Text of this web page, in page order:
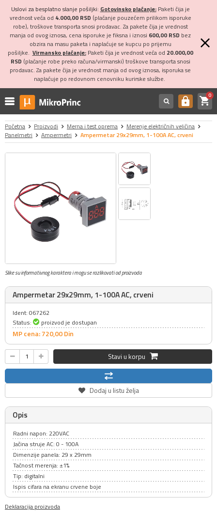
Uslovi za besplatno slanje pošiljki: Gotovinsko plaćanje:Paketi čija je
vrednost veća od 4.000,00 RSD (plaćanje pouzećem prilikom isporuke
robe), troškove transporta snosi prodavac. Za pakete čija je vrednost
manja od ovog iznosa, cena isporuke je fiksna i iznosi 600,00 RSD bez
obzira na masu paketa i naplaćuje se kupcu po prijemu
pošiljke. Virmansko plaćanje:Paketi čija je vrednost veća od 20.000,00
RSD (plaćanje robe preko računa/virmanski) troškove transporta snosi
prodavac. Za pakete čija je vrednost manja od ovog iznosa, isporuka se
naplaćuje po redovnom cenovniku kurirske službe.
https shopping_cart0
Početna Proizvodi Merna i test oprema
Merenje električnih veličina
Panelmetri
Ampermetri Ampermetar 29x29mm, 1-100A AC, crveni
Slike su informativnog karaktera i mogu se razlikovati od proizvoda
Ampermetar 29x29mm, 1-100A AC, crveni
Ident: 067262
Status:
proizvod je dostupan
MP cena: 720,00Din
Stavi u korpu
Dodaj u listu želja
Opis
Radni napon: 220VAC
Jačina struje AC: 0 - 100A
Dimenzije panela: 29 x 29mm
Tačnost merenja: ±1%
Tip: digitalni
Ispis cifara na ekranu crvene boje
Deklaracija proizvoda